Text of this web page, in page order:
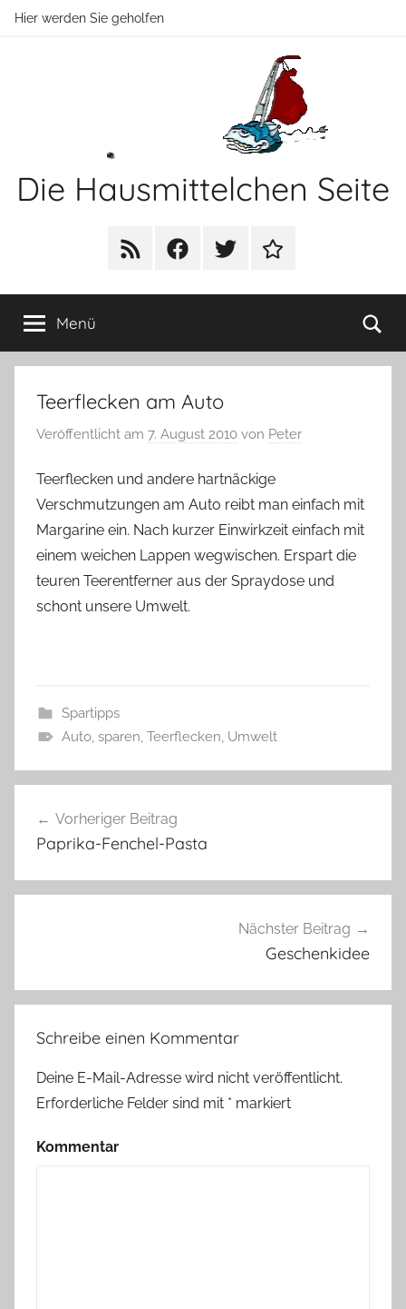
ZumHier werden Sie geholfen
Die Hausmittelchen Seite
RSS FacebookTwitter Newsletter
Menü
Teerflecken am Auto
Veröffentlicht am 7. August 2010 von Peter
Teerflecken und andere hartnäckige
Verschmutzungen am Auto reibt man einfach mit
Margarine ein. Nach kurzer Einwirkzeit einfach mit
einem weichen Lappen wegwischen. Erspart die
teuren Teerentferner aus der Spraydose und
schont unsere Umwelt.
Spartipps
Auto, sparen, Teerflecken, Umwelt
Vorheriger Beitrag
Paprika-Fenchel-Pasta
Nächster Beitrag
Geschenkidee
Schreibe einen Kommentar
Deine E-Mail-Adresse wird nicht veröffentlicht.
Erforderliche Felder sind mit * markiert
Kommentar